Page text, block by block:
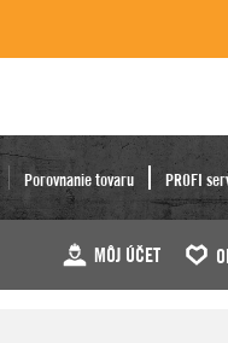
Porovnanie tovaru PROFI
MÔJ ÚČET